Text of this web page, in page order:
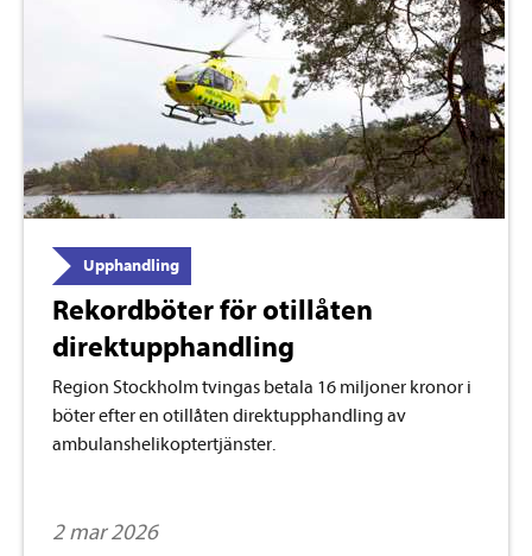
Upphandling
Rekordböter för otillåten
direktupphandling
Region Stockholm tvingas betala 16 miljoner kronor i
böter efter en otillåten direktupphandling av
ambulanshelikoptertjänster.
2 mar 2026